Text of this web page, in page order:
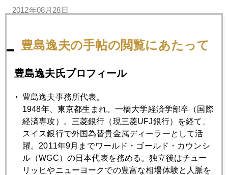
2012年08月28日
現地で感じた領土問題
2012年08月24日
投資も結婚も長期保有！
2012年08月23日
FOMC声明の英文解釈講座
豊島逸夫の手帖の閲覧にあたって
豊島逸夫氏プロフィール
豊島逸夫事務所代表。
1948年、東京都生まれ。一橋大学経済学部卒（国際
経済専攻）。三菱銀行（現三菱UFJ銀行）を経て、
スイス銀行で外国為替貴金属ディーラーとして活
躍。2011年9月までワールド・ゴールド・カウンシ
ル（WGC）の日本代表を務める。独立後はチュー
リッヒやニューヨークでの豊富な相場体験と人脈を